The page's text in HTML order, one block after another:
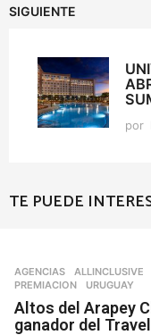
SIGUIENTE
por
TE PUEDE
AGENCIAS ALLINCLUSIVE
PREMIACION
,URUGUAY
Altos del Arapey
ganador del